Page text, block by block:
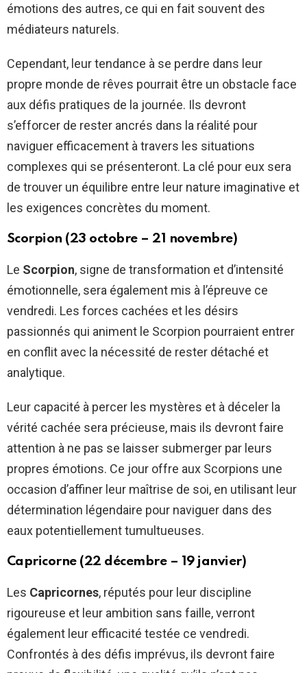
émotions des autres, ce qui en fait souvent des
médiateurs naturels.
Cependant, leur tendance à se perdre dans leur
propre monde de rêves pourrait être un obstacle face
aux défis pratiques de la journée. Ils devront
s’efforcer de rester ancrés dans la réalité pour
naviguer efficacement à travers les situations
complexes qui se présenteront. La clé pour eux sera
de trouver un équilibre entre leur nature imaginative et
les exigences concrètes du moment.
Scorpion (23 octobre – 21 novembre)
Le Scorpion, signe de transformation et d’intensité
émotionnelle, sera également mis à l’épreuve ce
vendredi. Les forces cachées et les désirs
passionnés qui animent le Scorpion pourraient entrer
en conflit avec la nécessité de rester détaché et
analytique.
Leur capacité à percer les mystères et à déceler la
vérité cachée sera précieuse, mais ils devront faire
attention à ne pas se laisser submerger par leurs
propres émotions. Ce jour offre aux Scorpions une
occasion d’affiner leur maîtrise de soi, en utilisant leur
détermination légendaire pour naviguer dans des
eaux potentiellement tumultueuses.
Capricorne (22 décembre – 19 janvier)
Les Capricornes, réputés pour leur discipline
rigoureuse et leur ambition sans faille, verront
également leur efficacité testée ce vendredi.
Confrontés à des défis imprévus, ils devront faire